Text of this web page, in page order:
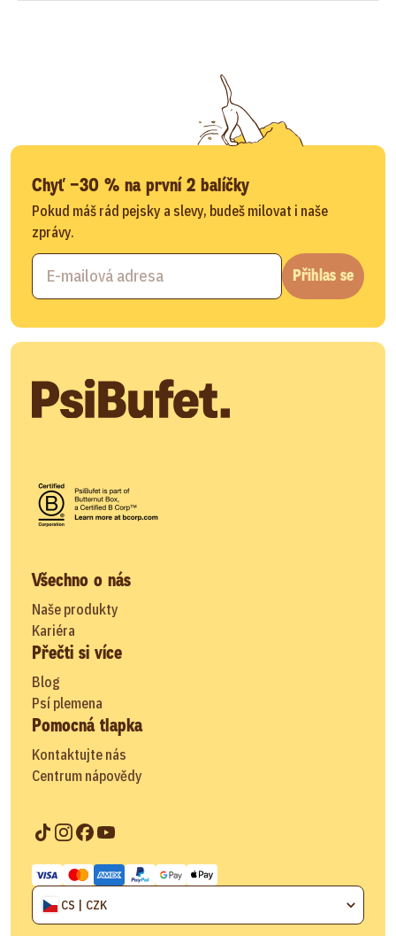
Chyť −30 % na první 2 balíčky
Pokud máš rád pejsky a slevy, budeš milovat i naše
zprávy.
Přihlas se
Všechno o nás
Naše produkty
Kariéra
Přečti si více
Blog
Psí plemena
Pomocná tlapka
Kontaktujte nás
Centrum nápovědy
CS | CZK